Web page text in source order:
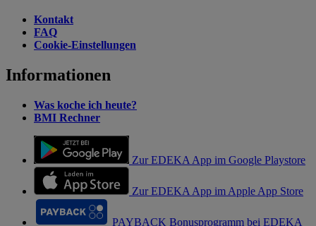
Kontakt
FAQ
Cookie-Einstellungen
Informationen
Was koche ich heute?
BMI Rechner
Zur EDEKA App im Google Playstore
Zur EDEKA App im Apple App Store
PAYBACK Bonusprogramm bei EDEKA